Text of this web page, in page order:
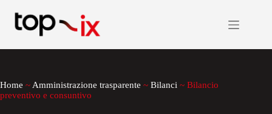
contenuto
Home ~ Amministrazione trasparente ~ Bilanci ~ Bilancio
preventivo e consuntivo